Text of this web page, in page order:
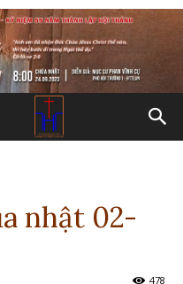
nhật 02-
478